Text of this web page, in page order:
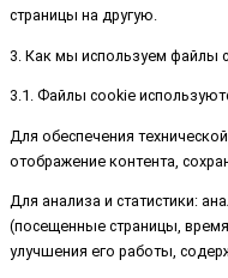
страницы на другую.
3. Как мы используем файлы
3.1. Файлы cookie
Для обеспечения
отображение контента,
Для анализа и статистики:
(посещенные страницы,
улучшения его работы,